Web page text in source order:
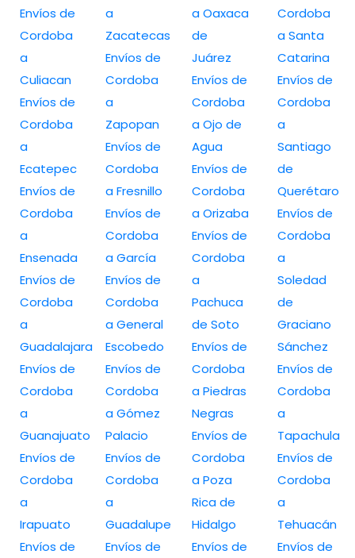
Envíos de
Cordoba
a
Culiacan
Envíos de
Cordoba
a
Ecatepec
Envíos de
Cordoba
a
Ensenada
Envíos de
Cordoba
a
Guadalajara
Envíos de
Cordoba
a
Guanajuato
Envíos de
Cordoba
a
Irapuato
Envíos de
a
Zacatecas
Envíos de
Cordoba
a
Zapopan
Envíos de
Cordoba
a Fresnillo
Envíos de
Cordoba
a García
Envíos de
Cordoba
a General
Escobedo
Envíos de
Cordoba
a Gómez
Palacio
Envíos de
Cordoba
a
Guadalupe
Envíos de
a Oaxaca
de
Juárez
Envíos de
Cordoba
a Ojo de
Agua
Envíos de
Cordoba
a Orizaba
Envíos de
Cordoba
a
Pachuca
de Soto
Envíos de
Cordoba
a Piedras
Negras
Envíos de
Cordoba
a Poza
Rica de
Hidalgo
Envíos de
Cordoba
a Santa
Catarina
Envíos de
Cordoba
a
Santiago
de
Querétaro
Envíos de
Cordoba
a
Soledad
de
Graciano
Sánchez
Envíos de
Cordoba
a
Tapachula
Envíos de
Cordoba
a
Tehuacán
Envíos de